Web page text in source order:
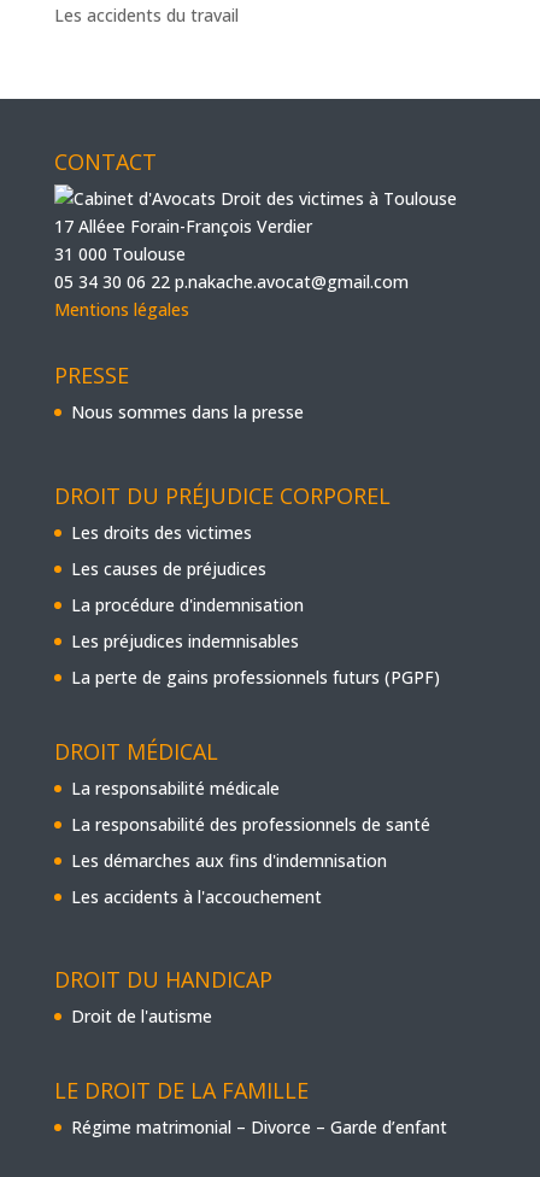
Les accidents du travail
CONTACT
17 Alléee Forain-François Verdier
31 000 Toulouse
05 34 30 06 22 p.nakache.avocat@gmail.com
Mentions légales
PRESSE
Nous sommes dans la presse
DROIT DU PRÉJUDICE CORPOREL
Les droits des victimes
Les causes de préjudices
La procédure d'indemnisation
Les préjudices indemnisables
La perte de gains professionnels futurs (PGPF)
DROIT MÉDICAL
La responsabilité médicale
La responsabilité des professionnels de santé
Les démarches aux fins d'indemnisation
Les accidents à l'accouchement
DROIT DU HANDICAP
Droit de l'autisme
LE DROIT DE LA FAMILLE
Régime matrimonial – Divorce – Garde d’enfant